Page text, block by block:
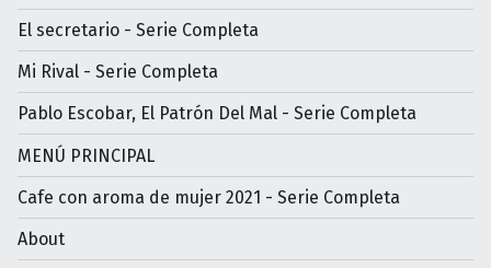
El secretario - Serie Completa
Mi Rival - Serie Completa
Pablo Escobar, El Patrón Del Mal - Serie Completa
MENÚ PRINCIPAL
Cafe con aroma de mujer 2021 - Serie Completa
About